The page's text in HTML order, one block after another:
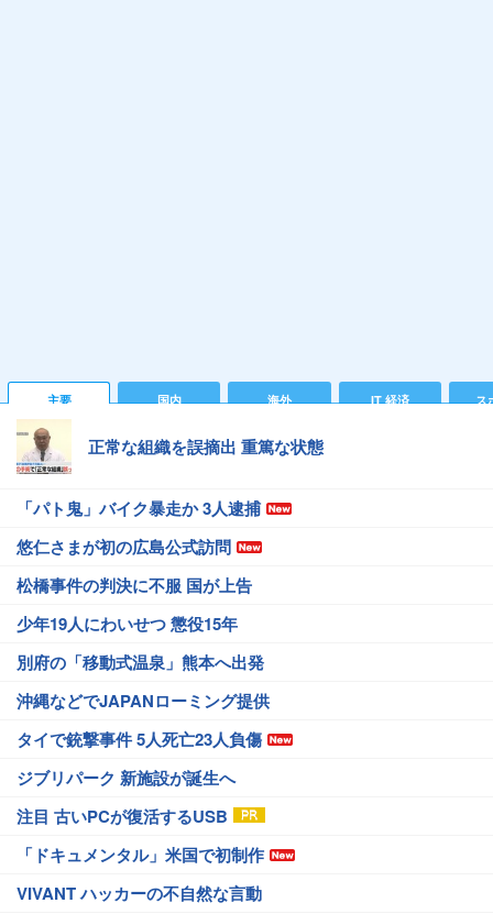
主要 国内 海外 IT 経済 ス
正常な組織を誤摘出 重篤な状態
「パト鬼」バイク暴走か 3人逮捕
悠仁さまが初の広島公式訪問
松橋事件の判決に不服 国が上告
少年19人にわいせつ 懲役15年
別府の「移動式温泉」熊本へ出発
沖縄などでJAPANローミング提供
タイで銃撃事件 5人死亡23人負傷
ジブリパーク 新施設が誕生へ
注目 古いPCが復活するUSB
「ドキュメンタル」米国で初制作
VIVANT ハッカーの不自然な言動